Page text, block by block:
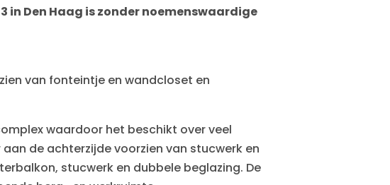
Den Haag is zonder noemenswaardige
van fonteintje en wandcloset en
waardoor het beschikt over veel
de achterzijde voorzien van stucwerk en
stucwerk en dubbele beglazing. De